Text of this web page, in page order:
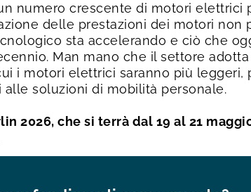
numero crescente di motori
delle prestazioni dei motori non
sta accelerando e ciò che
Man mano che il settore
i motori elettrici saranno più leggeri,
soluzioni di mobilità personale.
2026, che si terrà dal 19 al 21